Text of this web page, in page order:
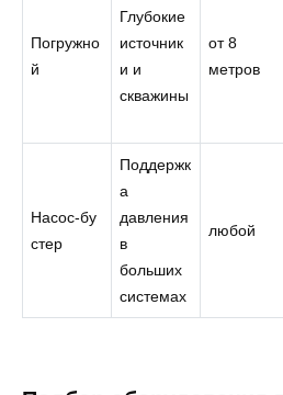
Погружно
й
Глубокие
источник
и и
скважины
от 8
метров
Насос‑бу
стер
Поддержк
а
давления
в
больших
системах
любой